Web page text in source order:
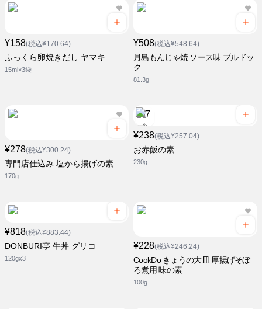
¥158(税込¥170.64)
ふっくら卵焼きだし ヤマキ
15ml×3袋
¥508(税込¥548.64)
月島もんじゃ焼 ソース味 ブルドッ
ク
81.3g
¥278(税込¥300.24)
専門店仕込み 塩から揚げの素
170g
¥238(税込¥257.04)
お赤飯の素
230g
¥818(税込¥883.44)
DONBURI亭 牛丼 グリコ
120gx3
¥228(税込¥246.24)
CookDo きょうの大皿 厚揚げそぼ
ろ煮用 味の素
100g